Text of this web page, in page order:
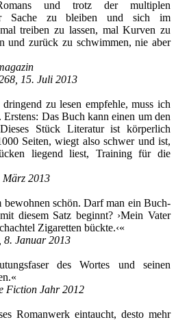
und trotz der multiplen
Sache zu bleiben und sich im
treiben zu lassen, mal Kurven zu
und zurück zu schwimmen, nie aber
15. Juli 2013
zu lesen empfehle, muss ich
Das Buch kann einen um den
Stück Literatur ist körperlich
Seiten, wiegt also schwer und ist,
liegend liest, Training für die
März 2013
schön. Darf man ein Buch-
diesem Satz beginnt? ›Mein Vater
Zigaretten bückte.‹«
8. Januar 2013
des Wortes und seinen
Fiction Jahr 2012
Romanwerk eintaucht, desto mehr